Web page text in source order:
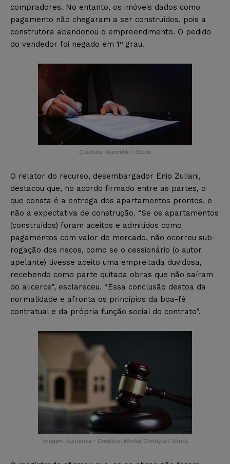
compradores. No entanto, os imóveis dados como
pagamento não chegaram a ser construídos, pois a
construtora abandonou o empreendimento. O pedido
do vendedor foi negado em 1º grau.
Créditos: ilkercelik / iStock
O relator do recurso, desembargador Enio Zuliani,
destacou que, no acordo firmado entre as partes, o
que consta é a entrega dos apartamentos prontos, e
não a expectativa de construção. “Se os apartamentos
(construídos) foram aceitos e admitidos como
pagamentos com valor de mercado, não ocorreu sub-
rogação dos riscos, como se o cessionário (o autor
apelante) tivesse aceito uma empreitada duvidosa,
recebendo como parte quitada obras que não saíram
do alicerce”, esclareceu. “Essa conclusão destoa da
normalidade e afronta os princípios da boa-fé
contratual e da própria função social do contrato”.
Imagem ilustrativa – Créditos: Michał Chodyra / iStock